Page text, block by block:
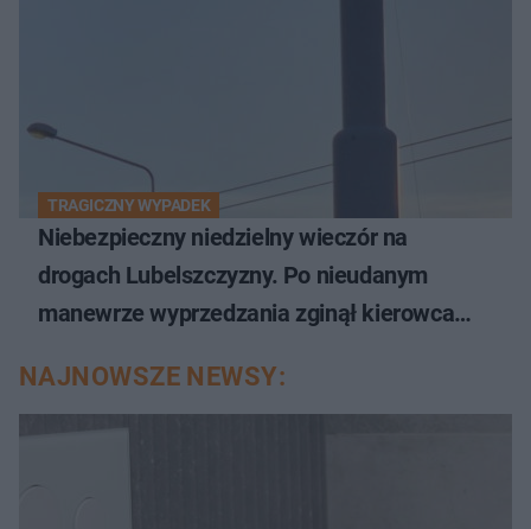
TRAGICZNY WYPADEK
Niebezpieczny niedzielny wieczór na
drogach Lubelszczyzny. Po nieudanym
manewrze wyprzedzania zginął kierowca
NAJNOWSZE NEWSY: